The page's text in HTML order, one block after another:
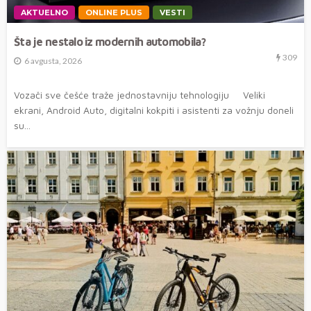
AKTUELNO ONLINE PLUS VESTI
Šta je nestalo iz modernih automobila?
6 avgusta, 2026 309
Vozači sve češće traže jednostavniju tehnologiju Veliki
ekrani, Android Auto, digitalni kokpiti i asistenti za vožnju doneli
su...